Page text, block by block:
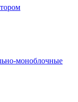
моноблочные